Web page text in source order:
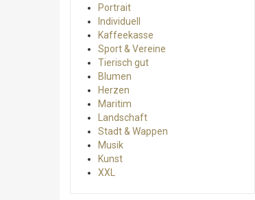
Portrait
Individuell
Kaffeekasse
Sport & Vereine
Tierisch gut
Blumen
Herzen
Maritim
Landschaft
Stadt & Wappen
Musik
Kunst
XXL